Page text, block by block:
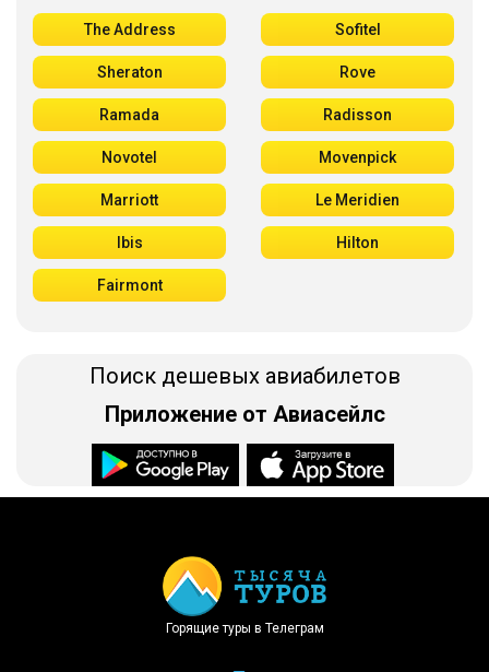
The Address Sofitel
Sheraton Rove
Ramada Radisson
Novotel Movenpick
Marriott Le Meridien
Ibis Hilton
Fairmont
Поиск дешевых авиабилетов
Приложение от Авиасейлс
Горящие туры в Телеграм